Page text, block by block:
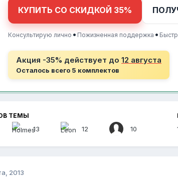
КУПИТЬ СО СКИДКОЙ 35%
Консультирую лично • Пожизненная поддержка •
Акция -35% действует до 12 августа
Осталось всего 5 комплектов
ТЕМЫ
13 12 10
2013